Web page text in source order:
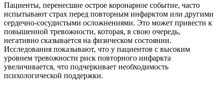
Пациенты, перенесшие острое коронарное событие, часто
испытывают страх перед повторным инфарктом или другими
сердечно-сосудистыми осложнениями. Это может привести к
повышенной тревожности, которая, в свою очередь,
негативно сказывается на физическом состоянии.
Исследования показывают, что у пациентов с высоким
уровнем тревожности риск повторного инфаркта
увеличивается, что подчеркивает необходимость
психологической поддержки.